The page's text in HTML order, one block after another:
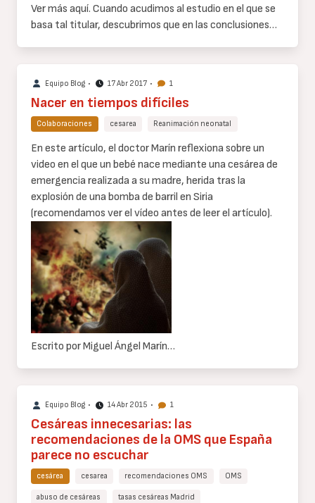
Ver más aquí. Cuando acudimos al estudio en el que se
basa tal titular, descubrimos que en las conclusiones…
Equipo Blog • 17 Abr 2017 • 1
Nacer en tiempos difíciles
Colaboraciones cesarea Reanimación neonatal
Cuerpo
de
texto
En este artículo, el doctor Marín reflexiona sobre un
video en el que un bebé nace mediante una cesárea de
emergencia realizada a su madre, herida tras la
explosión de una bomba de barril en Siria
(recomendamos ver el vídeo antes de leer el artículo).
Escrito por Miguel Ángel Marín…
Equipo Blog • 14 Abr 2015 • 1
Cesáreas innecesarias: las
recomendaciones de la OMS que España
parece no escuchar
cesárea cesarea recomendaciones OMS OMS
abuso de cesáreas tasas cesáreas Madrid